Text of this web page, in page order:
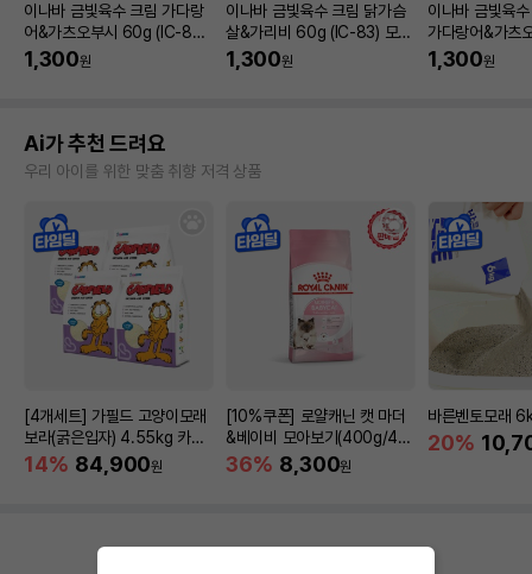
이나바 금빛육수 크림 가다랑
어&가츠오부시 60g (IC-82)
모아보기
1,300원
이나바 금빛육수 크림 닭가슴
살&가리비 60g (IC-83) 모아
보기
1,300원
이나바 금빛육
가다랑어&가츠
살 60g (IC-85)
1,300원
Ai가 추천 드려요
우리 아이를 위한 맞춤 취향 저격 상품
[4개세트] 가필드 고양이모래
보라(굵은입자) 4.55kg 카사
바모래
14% 84,900원
[10%쿠폰] 로얄캐닌 캣 마더
&베이비 모아보기(400g/4/1
0kg)
36% 8,300원
바른벤토모래
20%